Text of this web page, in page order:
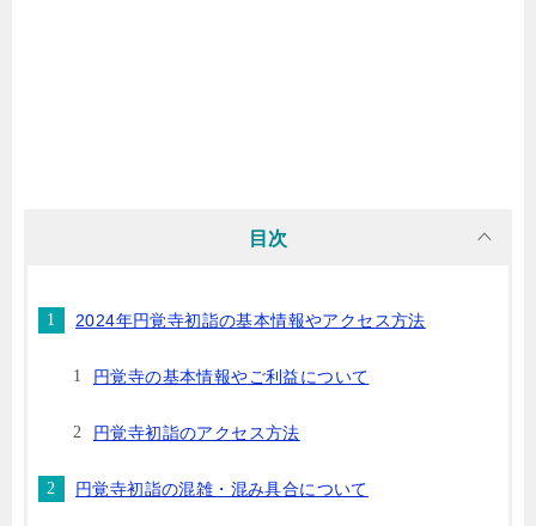
目次
2024年円覚寺初詣の基本情報やアクセス方法
円覚寺の基本情報やご利益について
円覚寺初詣のアクセス方法
円覚寺初詣の混雑・混み具合について